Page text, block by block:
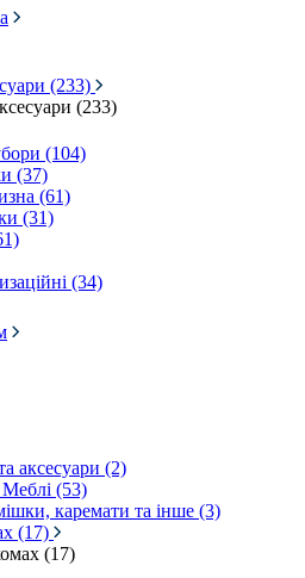
(233)
(233)
(104)
(37)
(61)
(31)
(34)
аксесуари (2)
(53)
каремати та інше (3)
(17)
(17)